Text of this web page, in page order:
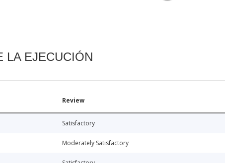
LA EJECUCIÓN
Review
Satisfactory
Moderately Satisfactory